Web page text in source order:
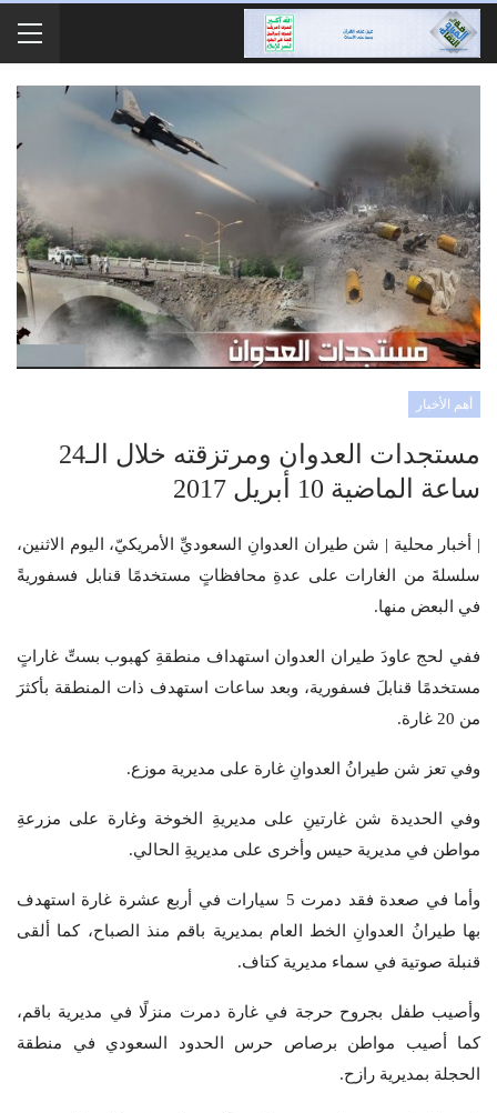
أهم الأخبار
مستجدات العدوان ومرتزقته خلال الـ24
ساعة الماضية 10 أبريل 2017
| أخبار محلية | شن طيران العدوانِ السعوديِّ الأمريكيّ، اليوم الاثنين،
سلسلةَ من الغارات على عدةِ محافظاتٍ مستخدمًا قنابل فسفوريةً
في البعض منها.
ففي لحج عاودَ طيران العدوان استهداف منطقةِ كهبوب بستِّ غاراتٍ
مستخدمًا قنابلَ فسفورية، وبعد ساعات استهدف ذات المنطقة بأكثرَ
من 20 غارة.
وفي تعز شن طيرانُ العدوانِ غارة على مديرية موزع.
وفي الحديدة شن غارتينِ على مديريةِ الخوخة وغارة على مزرعةِ
مواطن في مديرية حيس وأخرى على مديريةِ الحالي.
وأما في صعدة فقد دمرت 5 سيارات في أربع عشرة غارة استهدف
بها طيرانُ العدوانِ الخط العام بمديرية باقم منذ الصباح، كما ألقى
قنبلة صوتية في سماء مديرية كتاف.
وأصيب طفل بجروح حرجة في غارة دمرت منزلًا في مديرية باقم،
كما أصيب مواطن برصاص حرس الحدود السعودي في منطقة
الحجلة بمديرية رازح.